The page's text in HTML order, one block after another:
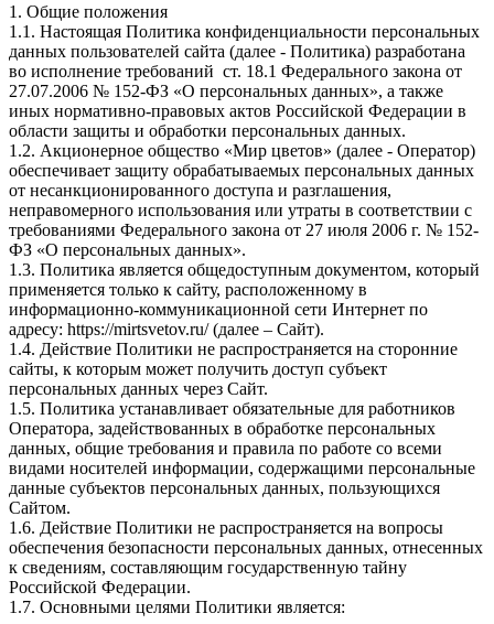
1. Общие положения
1.1. Настоящая Политика конфиденциальности персональных
данных пользователей сайта (далее - Политика) разработана
во исполнение требований ст. 18.1 Федерального закона от
27.07.2006 № 152-ФЗ «О персональных данных», а также
иных нормативно-правовых актов Российской Федерации в
области защиты и обработки персональных данных.
1.2. Акционерное общество «Мир цветов» (далее - Оператор)
обеспечивает защиту обрабатываемых персональных данных
от несанкционированного доступа и разглашения,
неправомерного использования или утраты в соответствии с
требованиями Федерального закона от 27 июля 2006 г. № 152-
ФЗ «О персональных данных».
1.3. Политика является общедоступным документом, который
применяется только к сайту, расположенному в
информационно-коммуникационной сети Интернет по
адресу: https://mirtsvetov.ru/ (далее – Сайт).
1.4. Действие Политики не распространяется на сторонние
сайты, к которым может получить доступ субъект
персональных данных через Сайт.
1.5. Политика устанавливает обязательные для работников
Оператора, задействованных в обработке персональных
данных, общие требования и правила по работе со всеми
видами носителей информации, содержащими персональные
данные субъектов персональных данных, пользующихся
Сайтом.
1.6. Действие Политики не распространяется на вопросы
обеспечения безопасности персональных данных, отнесенных
к сведениям, составляющим государственную тайну
Российской Федерации.
1.7. Основными целями Политики является: